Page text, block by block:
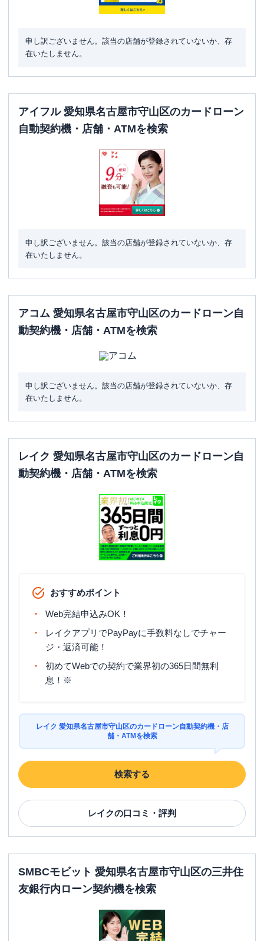
申し訳ございません。該当の店舗が登録されていないか、存
在いたしません。
アイフル 愛知県名古屋市守山区のカードローン
自動契約機・店舗・ATMを検索
申し訳ございません。該当の店舗が登録されていないか、存
在いたしません。
アコム 愛知県名古屋市守山区のカードローン自
動契約機・店舗・ATMを検索
申し訳ございません。該当の店舗が登録されていないか、存
在いたしません。
レイク 愛知県名古屋市守山区のカードローン自
動契約機・店舗・ATMを検索
おすすめポイント
Web完結申込みOK！
レイクアプリでPayPayに手数料なしでチャー
ジ・返済可能！
初めてWebでの契約で業界初の365日間無利
息！※
レイク 愛知県名古屋市守山区のカードローン自動契約機・店
舗・ATMを検索
検索する
レイクの口コミ・評判
SMBCモビット 愛知県名古屋市守山区の三井住
友銀行内ローン契約機を検索